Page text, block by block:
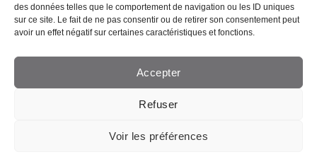
des données telles que le comportement de navigation ou les ID uniques
sur ce site. Le fait de ne pas consentir ou de retirer son consentement peut
avoir un effet négatif sur certaines caractéristiques et fonctions.
Accepter
Refuser
Voir les préférences